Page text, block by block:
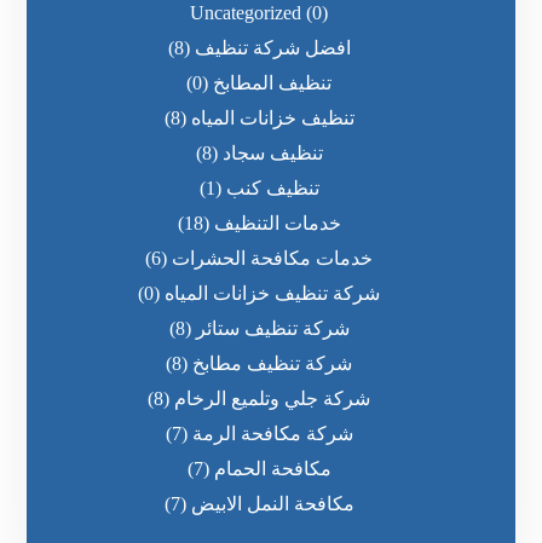
Uncategorized (0)
افضل شركة تنظيف (8)
تنظيف المطابخ (0)
تنظيف خزانات المياه (8)
تنظيف سجاد (8)
تنظيف كنب (1)
خدمات التنظيف (18)
خدمات مكافحة الحشرات (6)
شركة تنظيف خزانات المياه (0)
شركة تنظيف ستائر (8)
شركة تنظيف مطابخ (8)
شركة جلي وتلميع الرخام (8)
شركة مكافحة الرمة (7)
مكافحة الحمام (7)
مكافحة النمل الابيض (7)